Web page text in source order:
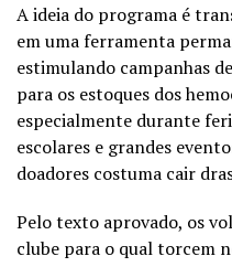
A ideia do programa é
em uma ferramenta
estimulando campanhas
para os estoques dos
especialmente durante
escolares e grandes
doadores costuma cair
Pelo texto aprovado, os
clube para o qual torcem